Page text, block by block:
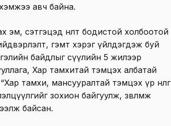
авч байна.
эм, сэтгэцэд нөлөөт бодистой холбоотой
гэмт хэрэг үйлдэгдэж буй
байдлыг сүүлийн 5 жилээр
Хар тамхитай тэмцэх албатай
тамхи, мансууралтай тэмцэх үр нөлөөг
зохион байгуулж, зөвлөмж
байсан.